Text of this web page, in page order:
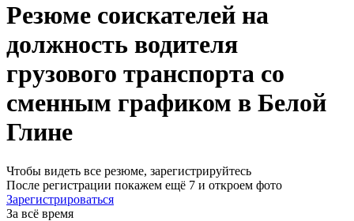
Резюме соискателей на
должность водителя
грузового транспорта со
сменным графиком в Белой
Глине
Чтобы видеть все резюме, зарегистрируйтесь
После регистрации покажем ещё 7 и откроем фото
Зарегистрироваться
За всё время